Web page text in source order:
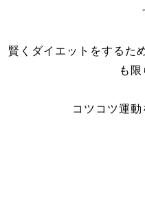
賢くダイエットをするた
も限
コツコツ運動